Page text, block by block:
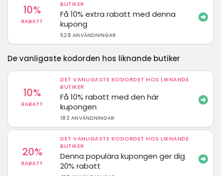
10%
RABATT
BUTIKER
Få 10% extra rabatt med denna
kupong
528 ANVÄNDNINGAR
De vanligaste kodorden hos liknande butiker
10%
RABATT
DET VANLIGASTE KODORDET HOS LIKNANDE
BUTIKER
Få 10% rabatt med den här
kupongen
183 ANVÄNDNINGAR
20%
RABATT
DET VANLIGASTE KODORDET HOS LIKNANDE
BUTIKER
Denna populära kupongen ger dig
20% rabatt